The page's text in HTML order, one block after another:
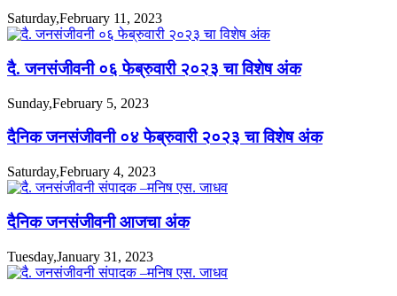
Saturday,February 11, 2023
दै. जनसंजीवनी ०६ फेब्रुवारी २०२३ चा विशेष अंक
Sunday,February 5, 2023
दैनिक जनसंजीवनी ०४ फेब्रुवारी २०२३ चा विशेष अंक
Saturday,February 4, 2023
दैनिक जनसंजीवनी आजचा अंक
Tuesday,January 31, 2023